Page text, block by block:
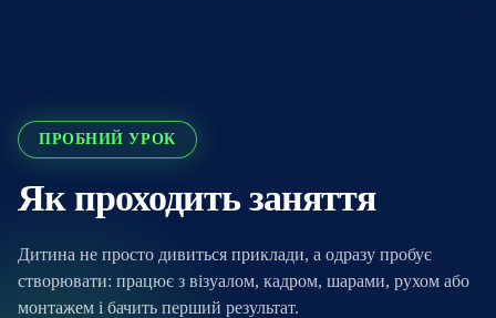
ПРОБНИЙ УРОК
Як проходить заняття
Дитина не просто дивиться приклади, а одразу пробує
створювати: працює з візуалом, кадром, шарами, рухом або
монтажем і бачить перший результат.